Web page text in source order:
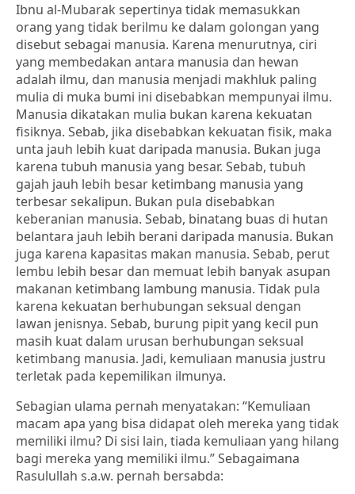
Ibnu al-Mubarak sepertinya tidak memasukkan
orang yang tidak berilmu ke dalam golongan yang
disebut sebagai manusia. Karena menurutnya, ciri
yang membedakan antara manusia dan hewan
adalah ilmu, dan manusia menjadi makhluk paling
mulia di muka bumi ini disebabkan mempunyai ilmu.
Manusia dikatakan mulia bukan karena kekuatan
fisiknya. Sebab, jika disebabkan kekuatan fisik, maka
unta jauh lebih kuat daripada manusia. Bukan juga
karena tubuh manusia yang besar. Sebab, tubuh
gajah jauh lebih besar ketimbang manusia yang
terbesar sekalipun. Bukan pula disebabkan
keberanian manusia. Sebab, binatang buas di hutan
belantara jauh lebih berani daripada manusia. Bukan
juga karena kapasitas makan manusia. Sebab, perut
lembu lebih besar dan memuat lebih banyak asupan
makanan ketimbang lambung manusia. Tidak pula
karena kekuatan berhubungan seksual dengan
lawan jenisnya. Sebab, burung pipit yang kecil pun
masih kuat dalam urusan berhubungan seksual
ketimbang manusia. Jadi, kemuliaan manusia justru
terletak pada kepemilikan ilmunya.
Sebagian ulama pernah menyatakan: “Kemuliaan
macam apa yang bisa didapat oleh mereka yang tidak
memiliki ilmu? Di sisi lain, tiada kemuliaan yang hilang
bagi mereka yang memiliki ilmu.” Sebagaimana
Rasulullah s.a.w. pernah bersabda: